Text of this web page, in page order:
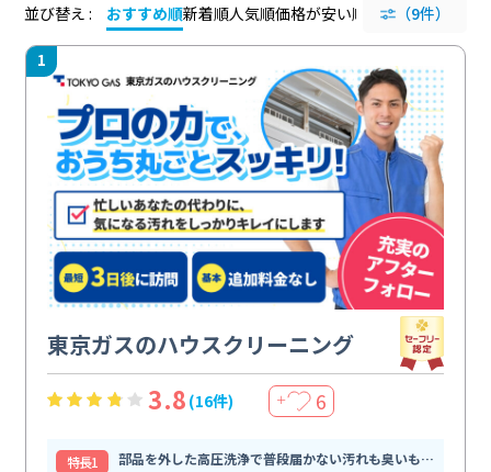
並び替え :
おすすめ順新着順人気順価格が安い順 評価が高い順
（9件）
1
東京ガスのハウスクリーニング
3.8 (16件) ＋ 6
特⻑1
部品を外した高圧洗浄で普段届かない汚れも臭いもすっきり解消